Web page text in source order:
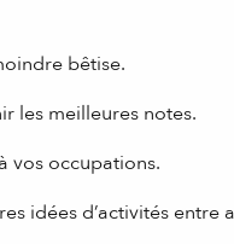
bêtise.
les meilleures notes.
vos occupations.
idées d’activités entre